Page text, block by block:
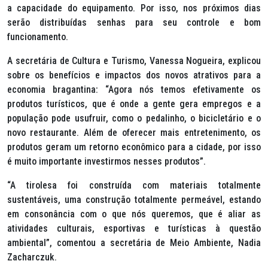
a capacidade do equipamento. Por isso, nos próximos dias
serão distribuídas senhas para seu controle e bom
funcionamento.
A secretária de Cultura e Turismo, Vanessa Nogueira, explicou
sobre os benefícios e impactos dos novos atrativos para a
economia bragantina: “Agora nós temos efetivamente os
produtos turísticos, que é onde a gente gera empregos e a
população pode usufruir, como o pedalinho, o bicicletário e o
novo restaurante. Além de oferecer mais entretenimento, os
produtos geram um retorno econômico para a cidade, por isso
é muito importante investirmos nesses produtos”.
“A tirolesa foi construída com materiais totalmente
sustentáveis, uma construção totalmente permeável, estando
em consonância com o que nós queremos, que é aliar as
atividades culturais, esportivas e turísticas à questão
ambiental”, comentou a secretária de Meio Ambiente, Nadia
Zacharczuk.